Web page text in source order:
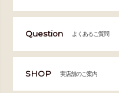
Question よくあるご質問
SHOP 実店舗のご案内